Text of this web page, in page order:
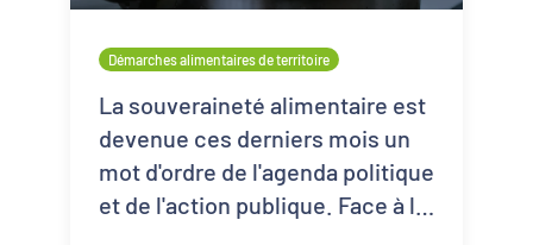
Démarches alimentaires de territoire
Développement territorial
Politique de la ville
Démarches alimentaires de territoire
La souveraineté alimentaire est
devenue ces derniers mois un
mot d'ordre de l'agenda politique
et de l'action publique. Face à la